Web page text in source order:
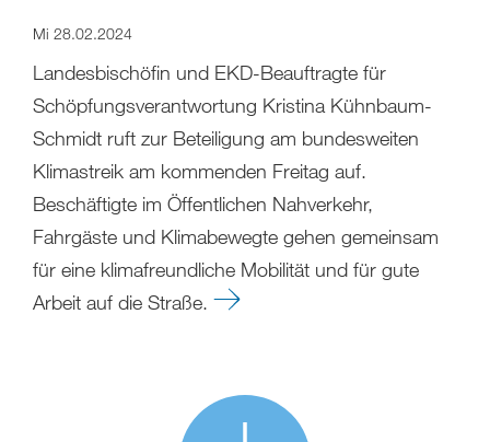
Mi 28.02.2024
Landesbischöfin und EKD-Beauftragte für
Schöpfungsverantwortung Kristina Kühnbaum-
Schmidt ruft zur Beteiligung am bundesweiten
Klimastreik am kommenden Freitag auf.
Beschäftigte im Öffentlichen Nahverkehr,
Fahrgäste und Klimabewegte gehen gemeinsam
für eine klimafreundliche Mobilität und für gute
Arbeit auf die Straße.